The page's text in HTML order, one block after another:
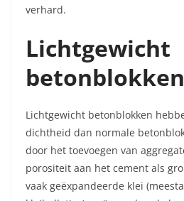
verhard.
Lichtgewicht
betonblokken
Lichtgewicht betonblokken
dichtheid dan normale
door het toevoegen van
porositeit aan het cement als
vaak geëxpandeerde klei